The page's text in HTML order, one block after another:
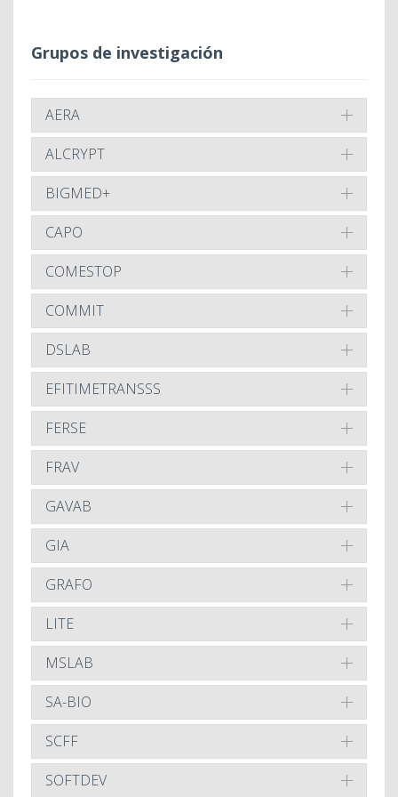
Grupos de investigación
AERA
ALCRYPT
BIGMED+
CAPO
COMESTOP
COMMIT
DSLAB
EFITIMETRANSSS
FERSE
FRAV
GAVAB
GIA
GRAFO
LITE
MSLAB
SA-BIO
SCFF
SOFTDEV